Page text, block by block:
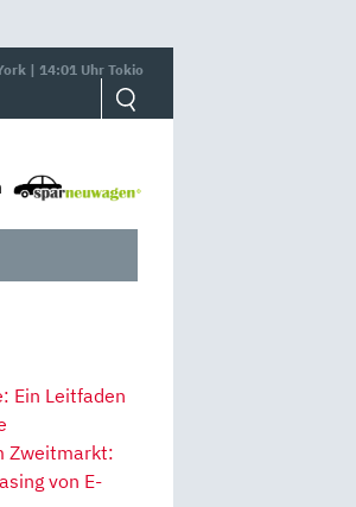
| 14:01 Uhr Tokio
Ein Leitfaden
Zweitmarkt:
von E-